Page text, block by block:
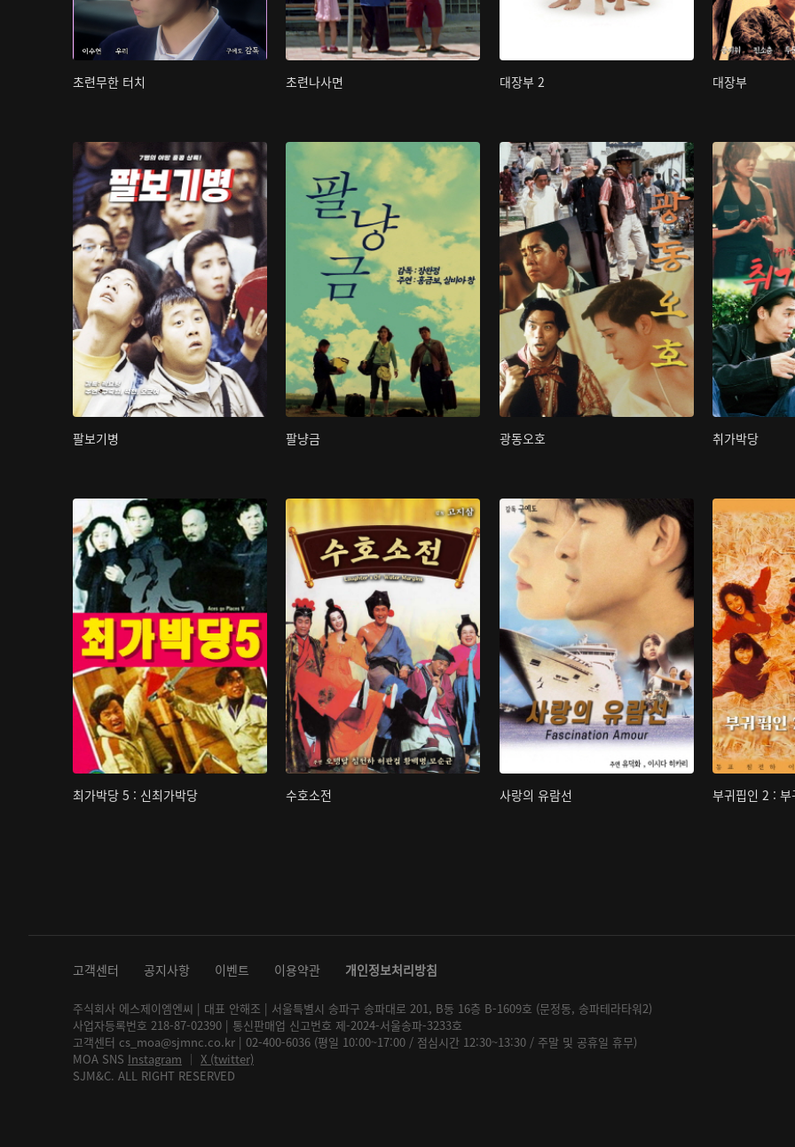
초련무한 터치 초련나사면 대장부 2 대장부
팔보기병 팔냥금 광동오호 취가박당
최가박당 5 : 신최가박당 수호소전 사랑의 유람선 부귀핍인 2 : 부
고객센터 공지사항 이벤트 이용약관 개인정보처리방침
주식회사 에스제이엠엔씨 | 대표 안해조 | 서울특별시 송파구 송파대로 201, B동 16층 B-1609호 (문정동, 송파테라타워2)
사업자등록번호 218-87-02390 | 통신판매업 신고번호 제-2024-서울송파-3233호
고객센터 cs_moa@sjmnc.co.kr | 02-400-6036 (평일 10:00~17:00 / 점심시간 12:30~13:30 / 주말 및 공휴일 휴무)
MOA SNS Instagram │ X (twitter)
SJM&C. ALL RIGHT RESERVED